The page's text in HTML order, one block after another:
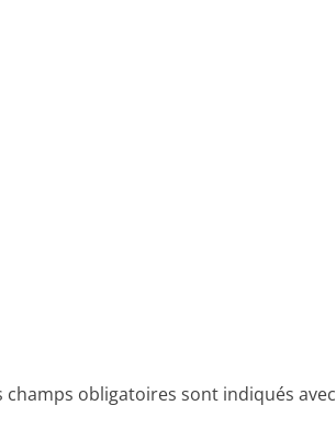
champs obligatoires sont indiqués avec